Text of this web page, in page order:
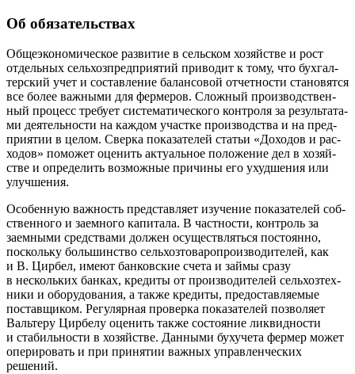
Об обязательствах
Обще­эко­но­ми­че­ское раз­ви­тие в сель­ском хозяй­стве и рост
отдель­ных сель­хоз­пред­при­я­тий при­во­дит к тому, что бух­гал­
тер­ский учет и состав­ле­ние балан­со­вой отчет­но­сти ста­но­вят­ся
все более важ­ны­ми для фер­ме­ров. Слож­ный про­из­вод­ствен­
ный про­цесс тре­бу­ет систе­ма­ти­че­ско­го кон­тро­ля за резуль­та­та­
ми дея­тель­но­сти на каж­дом участ­ке про­из­вод­ства и на пред­
при­я­тии в целом. Свер­ка пока­за­те­лей ста­тьи «Дохо­дов и рас­
хо­дов» помо­жет оце­нить акту­аль­ное поло­же­ние дел в хозяй­
стве и опре­де­лить воз­мож­ные при­чи­ны его ухуд­ше­ния или
улучшения.
Осо­бен­ную важ­ность пред­став­ля­ет изу­че­ние пока­за­те­лей соб­
ствен­но­го и заем­но­го капи­та­ла. В част­но­сти, кон­троль за
заем­ны­ми сред­ства­ми дол­жен осу­ществ­лять­ся посто­ян­но,
посколь­ку боль­шин­ство сель­хоз­то­ва­ро­про­из­во­ди­те­лей, как
и В. Цир­бел, име­ют бан­ков­ские сче­та и зай­мы сра­зу
в несколь­ких бан­ках, кре­ди­ты от про­из­во­ди­те­лей сель­хоз­тех­
ни­ки и обо­ру­до­ва­ния, а так­же кре­ди­ты, предо­став­ля­е­мые
постав­щи­ком. Регу­ляр­ная про­вер­ка пока­за­те­лей поз­во­ля­ет
Валь­те­ру Цир­бе­лу оце­нить так­же состо­я­ние лик­вид­но­сти
и ста­биль­но­сти в хозяй­стве. Дан­ны­ми буху­че­та фер­мер может
опе­ри­ро­вать и при при­ня­тии важ­ных управ­лен­че­ских
решений.